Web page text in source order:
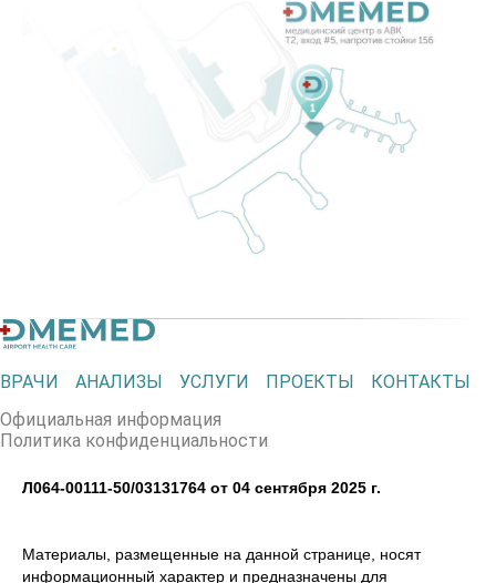
ВРАЧИ АНАЛИЗЫ УСЛУГИ ПРОЕКТЫ
КОНТАКТЫ
Официальная информация
Политика конфиденциальности
Л064-00111-50/03131764 от 04 сентября 2025 г.
Материалы, размещенные на данной странице, носят
информационный характер и предназначены для